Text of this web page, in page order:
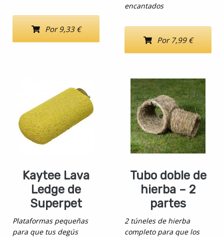
Por 9,33 €
encantados
Por 7,99 €
Kaytee Lava
Ledge de
Superpet
Plataformas pequeñas
para que tus degús
Tubo doble de
hierba – 2
partes
2 túneles de hierba
completo para que los